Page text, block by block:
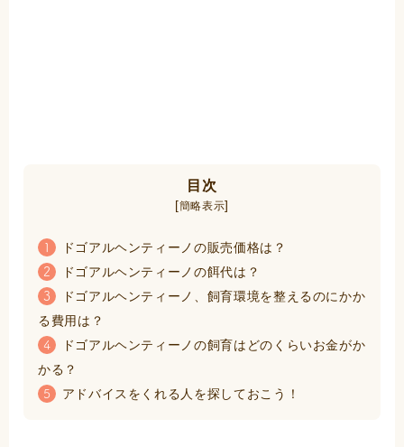
目次
[簡略表示]
1 ドゴアルヘンティーノの販売価格は？
2 ドゴアルヘンティーノの餌代は？
3
ドゴアルヘンティーノ、飼育環境を整えるのにかか
る費用は？
4
ドゴアルヘンティーノの飼育はどのくらいお金がか
かる？
5 アドバイスをくれる人を探しておこう！